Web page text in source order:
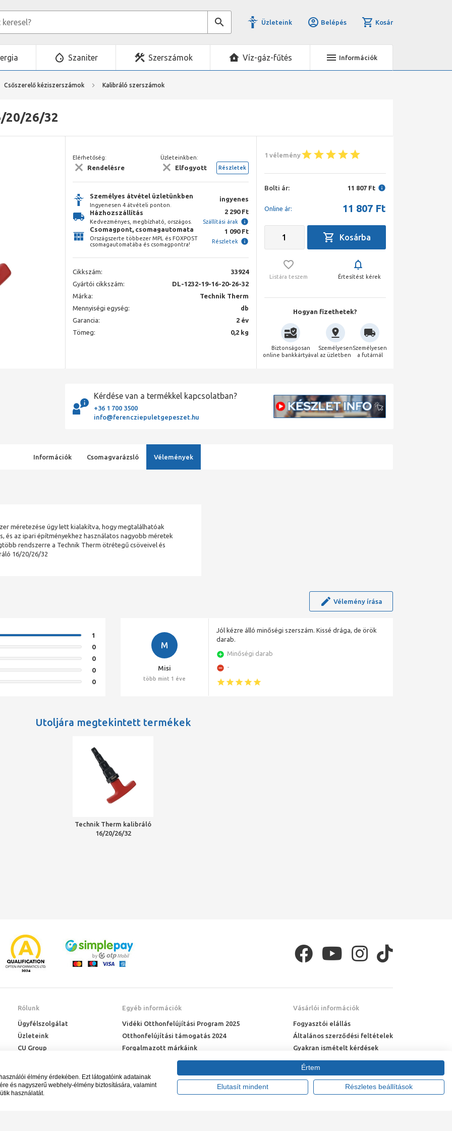
Üzleteink Belépés Kosár
Szaniter Szerszámok Víz-gáz-fűtés Információk
Csőszerelő kéziszerszámok Kalibráló szerszámok
20/26/32
Elérhetőség:
Rendelésre
Üzleteinkben:
Elfogyott Részletek
Személyes átvétel üzletünkben
Ingyenesen 4 átvételi ponton.
ingyenes
Házhozszállítás
Kedvezményes, megbízható, országos.
2 290 Ft
Szállítási árak
Csomagpont, csomagautomata
Országszerte többezer MPL és FOXPOST
csomagautomatába és csomagpontra!
1 090 Ft
Részletek
Cikkszám:
33924
Gyártói cikkszám:
DL-1232-19-16-20-26-32
Márka:
Technik Therm
Mennyiségi egység:
db
Garancia:
2 év
Tömeg:
0,2 kg
1 vélemény
Bolti ár: 11 807 Ft
Online ár: 11 807 Ft
Listára teszem Értesítést kérek
Hogyan fizethetek?
Biztonságosan
online bankkártyával
Személyesen
az üzletben
Személyesen
a futárnál
Kérdése van a termékkel kapcsolatban?
+36 1 700 3500
info@ferencziepuletgepeszet.hu
Információk Csomagvarázsló Vélemények
méretezése úgy lett kialakítva, hogy megtalálhatóak
és az ipari építményekhez használatos nagyobb méretek
rendszerre a Technik Therm ötrétegű csöveivel és
16/20/26/32
Vélemény írása
1
0
0
0
0
M
Misi
több mint 1 éve
Jól kézre álló minőségi szerszám. Kissé drága, de örök
darab.
Minőségi darab
-
Utoljára megtekintett termékek
Technik Therm kalibráló
16/20/26/32
Rólunk
Ügyfélszolgálat
Üzleteink
CU Group
Egyéb információk
Vidéki Otthonfelújítási Program 2025
Otthonfelújítási támogatás 2024
Forgalmazott márkáink
Adatkezelési kérelem
Vásárlói információk
Fogyasztói elállás
Általános szerződési feltételek
Gyakran ismételt kérdések
Online rendelés menete
Fizetési feltételek
élmény érdekében. Ezt látogatóink adatainak
és nagyszerű webhely-élmény biztosítására, valamint
használatát.
Értem
Elutasít mindent Részletes beállítások